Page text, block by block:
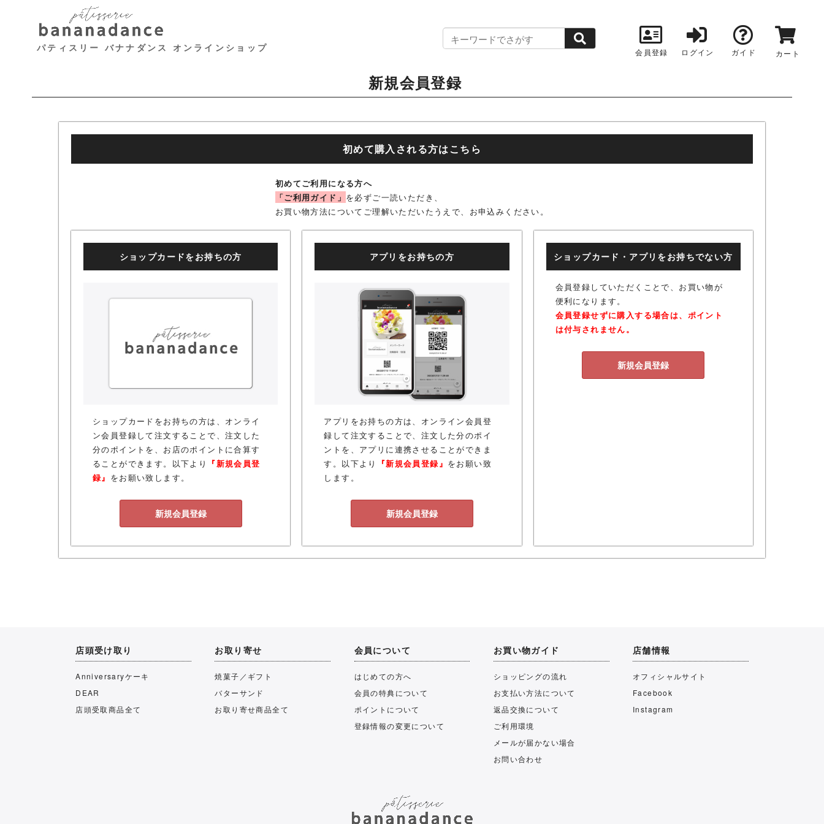
会員登録 ログイン ガイド カート
パティスリー バナナダンス オンラインショップ
新規会員登録
初めて購入される方はこちら
初めてご利用になる方へ
「ご利用ガイド」 を必ずご一読いただき、
お買い物方法についてご理解いただいたうえで、 お申込みください。
ショップカードをお持ちの方
ショップカードをお持ちの方は、オンライ
ン会員登録して注文することで、注文した
分のポイントを、お店のポイントに合算す
ることができます。以下より
『新規会員登
録』 をお願い致します。
新規会員登録
アプリをお持ちの方
アプリをお持ちの方は、オンライン会員登
録して注文することで、注文した分のポイ
ントを、アプリに連携させることができま
す。以下より
『新規会員登録』 をお願い致
します。
新規会員登録
ショップカード・アプリをお持ちでない方
会員登録していただくことで、お買い物が
便利になります。
会員登録せずに購入する場合は、ポイント
は付与されません。
新規会員登録
店頭受け取り
Anniversaryケーキ
DEAR
店頭受取商品全て
お取り寄せ
焼菓子／ギフト
バターサンド
お取り寄せ商品全て
会員について
はじめての方へ
会員の特典について
ポイントについて
登録情報の変更について
お買い物ガイド
ショッピングの流れ
お支払い方法について
返品交換について
ご利用環境
メールが届かない場合
お問い合わせ
店舗情報
オフィシャルサイト
Facebook
Instagram